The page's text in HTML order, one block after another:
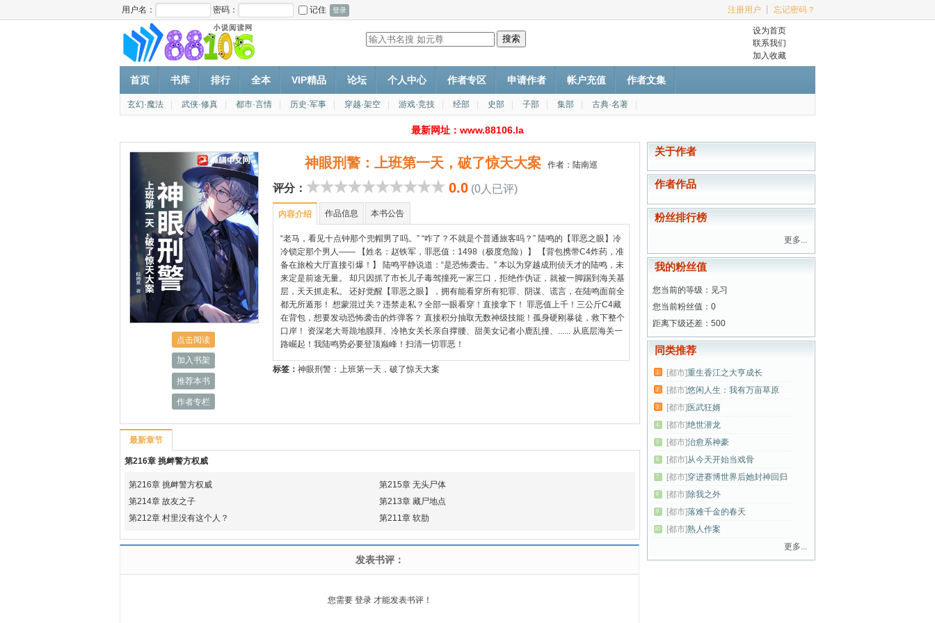
用户名： 密码： 记住 注册用户 ┊ 忘记密码？
设为首页
联系我们
加入收藏
首页 书库 排行 全本 VIP精品 论坛 个人中心 作者专区 申请作者 帐户充值 作者文集
玄幻·魔法 武侠·修真 都市·言情 历史·军事 穿越·架空 游戏·竞技 经部 史部 子部 集部 古典·名著
最新网址：www.88106.la
点击阅读
加入书架
推荐本书
作者专栏
神眼刑警：上班第一天，破了惊天大案 作者： 陆南巡
评分： 0.0 (0人已评)
内容介绍 作品信息 本书公告
“老马，看见十点钟那个兜帽男了吗。” “咋了？不就是个普通旅客吗？” 陆鸣的【罪恶之眼】冷
冷锁定那个男人—— 【姓名：赵铁军，罪恶值：1498（极度危险）】 【背包携带C4炸药，准
备在旅检大厅直接引爆！】 陆鸣平静说道：“是恐怖袭击。” 本以为穿越成刑侦天才的陆鸣，未
来定是前途无量。 却只因抓了市长儿子毒驾撞死一家三口，拒绝作伪证，就被一脚踢到海关基
层，天天抓走私。 还好觉醒【罪恶之眼】，拥有能看穿所有犯罪、阴谋、谎言，在陆鸣面前全
都无所遁形！ 想蒙混过关？违禁走私？全部一眼看穿！直接拿下！ 罪恶值上千！三公斤C4藏
在背包，想要发动恐怖袭击的炸弹客？ 直接积分抽取无数神级技能！孤身硬刚暴徒，救下整个
口岸！ 资深老大哥跪地膜拜、冷艳女关长亲自撑腰、甜美女记者小鹿乱撞、...... 从底层海关一
路崛起！我陆鸣势必要登顶巅峰！扫清一切罪恶！
标签： 神眼刑警：上班第一天，破了惊天大案
最新章节
第216章 挑衅警方权威
第216章 挑衅警方权威
第215章 无头尸体
第214章 故友之子
第213章 藏尸地点
第212章 村里没有这个人？
第211章 软肋
发表书评：
您需要 登录才能发表书评！
关于作者
作者作品
粉丝排行榜
更多...
我的粉丝值
您当前的等级：见习
您当前粉丝值：0
距离下级还差：500
同类推荐
1 [都市]重生香江之大亨成长
2 [都市]悠闲人生：我有万亩草原
3 [都市]医武狂婿
4 [都市]绝世潜龙
5 [都市]治愈系神豪
6 [都市]从今天开始当戏骨
7 [都市]穿进赛博世界后她封神回归
8 [都市]除我之外
9 [都市]落难千金的春天
10 [都市]熟人作案
更多...